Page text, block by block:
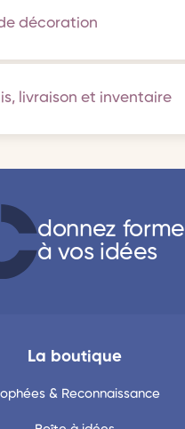
décoration
livraison et inventaire
donnez forme
à vos idées
La boutique
& Reconnaissance